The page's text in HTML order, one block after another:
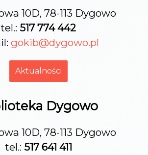
10D, 78-113 Dygowo
tel.: 517 774 442
gokib@dygowo.pl
Aktualności
Dygowo
10D, 78-113 Dygowo
tel.: 517 641 411